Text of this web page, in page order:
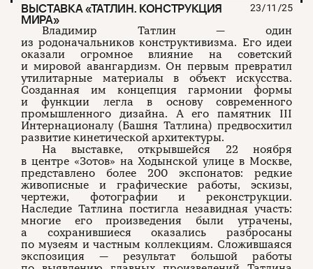
ВЫСТАВКА «ТАТЛИН. КОНСТРУКЦИЯ
МИРА»
23/11/25
Владимир Татлин — один
из родоначальников конструктивизма. Его идеи
оказали огромное влияние на советский
и мировой авангардизм. Он первым превратил
утилитарные материалы в объект искусства.
Созданная им концепция гармонии формы
и функции легла в основу современного
промышленного дизайна. А его памятник III
Интернационалу (Башня Татлина) предвосхитил
развитие кинетической архитектуры.
На выставке, открывшейся 22 ноября
в центре «Зотов» на Ходынской улице в Москве,
представлено более 200 экспонатов: редкие
живописные и графические работы, эскизы,
чертежи, фотографии и реконструкции.
Наследие Татлина постигла незавидная участь:
многие его произведения были утрачены,
а сохранившиеся оказались разбросаны
по музеям и частным коллекциям. Сложившаяся
экспозиция — результат большой работы